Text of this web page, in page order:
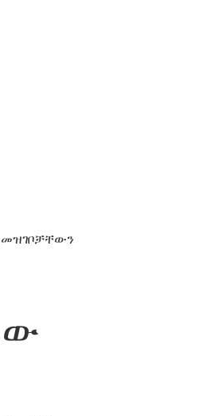
መዝገቦቻቸውን